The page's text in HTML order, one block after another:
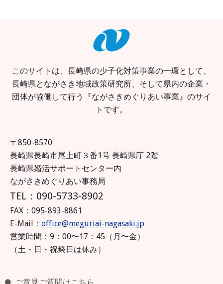
このサイトは、長崎県の少子化対策事業の一環として、
長崎県とながさき地域政策研究所、そして県内の企業・
団体が協働して行う『ながさきめぐりあい事業』のサイ
トです。
〒850-8570
長崎県長崎市尾上町３番1号 長崎県庁 2階
長崎県婚活サポートセンター内
ながさきめぐりあい事務局
TEL：090-5733-8902
FAX：095-893-8861
E-Mail： office@meguriai-nagasaki.jp
営業時間：9：00〜17：45（月〜金）
（土・日・祝祭日は休み）